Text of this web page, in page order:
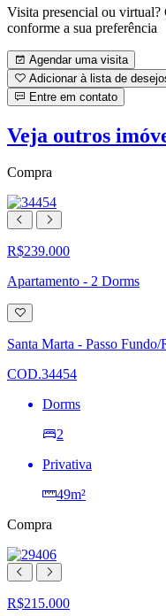
Visita presencial ou virtual?
conforme a sua preferência
Agendar uma visita
Adicionar à lista de
Entre em contato
Veja outros
Compra
R$239.000
Apartamento - 2 Dorms
Adicionar
à
lista
de
Santa Marta - Passo Fundo/
COD.34454
Dorms
2
Privativa
49m²
Compra
R$215.000